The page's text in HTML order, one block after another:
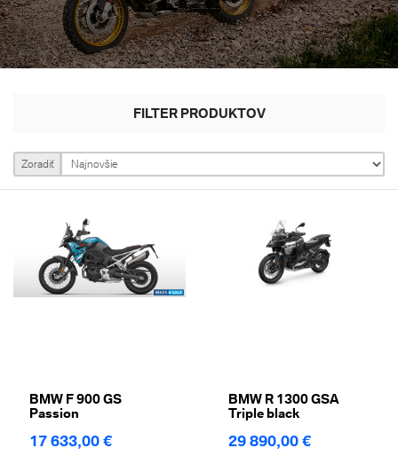
FILTER PRODUKTOV
Zoradiť
BMW F 900 GS
Passion
17 633,00 €
BMW R 1300 GSA
Triple black
29 890,00 €